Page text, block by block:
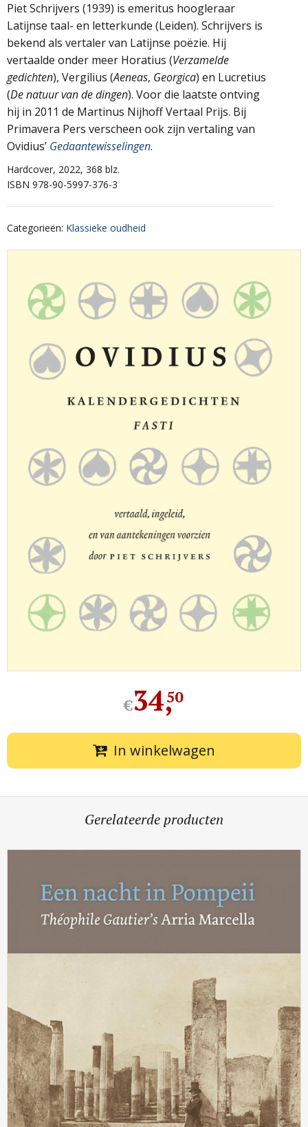
Piet Schrijvers (1939) is emeritus hoogleraar
Latijnse taal- en letterkunde (Leiden). Schrijvers is
bekend als vertaler van Latijnse poëzie. Hij
vertaalde onder meer Horatius (Verzamelde
gedichten), Vergilius (Aeneas, Georgica) en Lucretius
(De natuur van de dingen). Voor die laatste ontving
hij in 2011 de Martinus Nijhoff Vertaal Prijs. Bij
Primavera Pers verscheen ook zijn vertaling van
Ovidius’ Gedaantewisselingen.
Hardcover, 2022, 368 blz.
ISBN 978-90-5997-376-3
Categorieën: Klassieke oudheid
€34,
50
In winkelwagen
Gerelateerde producten